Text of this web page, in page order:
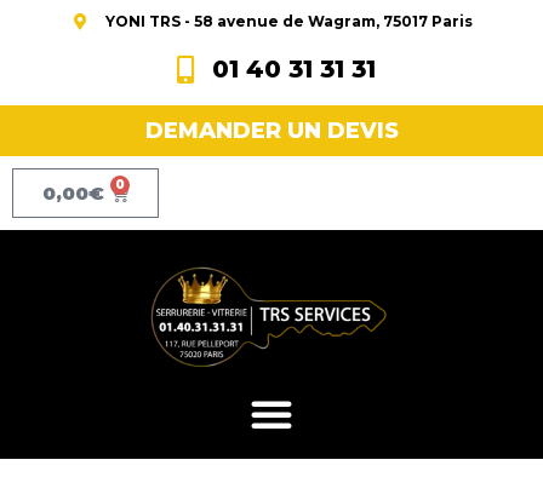
YONI TRS - 58 avenue de Wagram, 75017 Paris
01 40 31 31 31
DEMANDER UN DEVIS
0,00€ 0